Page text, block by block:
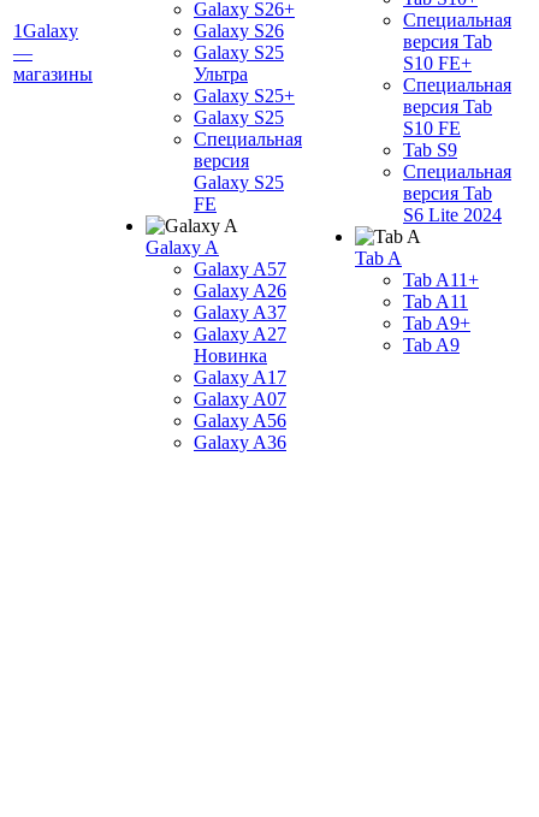
1Galaxy
—
магазины
Galaxy S26+
Galaxy S26
Galaxy S25
Ультра
Galaxy S25+
Galaxy S25
Специальная
версия
Galaxy S25
FE
Galaxy A
Galaxy A57
Galaxy A26
Galaxy A37
Galaxy A27
Новинка
Galaxy A17
Galaxy A07
Galaxy A56
Galaxy A36
Специальная
версия Tab
S10 FE+
Специальная
версия Tab
S10 FE
Tab S9
Специальная
версия Tab
S6 Lite 2024
Tab A
Tab A11+
Tab A11
Tab A9+
Tab A9